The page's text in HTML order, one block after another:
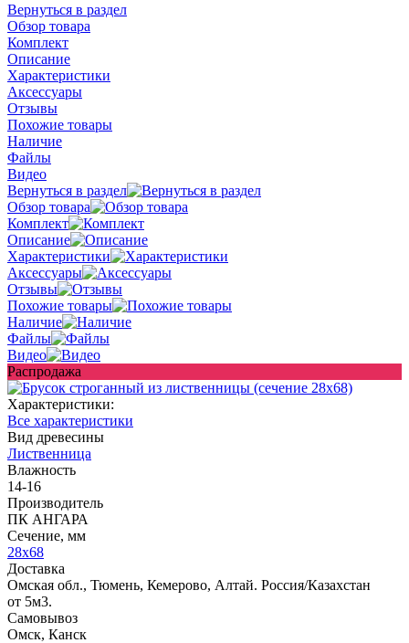
Вернуться в раздел
Обзор товара
Комплект
Описание
Характеристики
Аксессуары
Отзывы
Похожие товары
Наличие
Файлы
Видео
Вернуться в раздел
Обзор товара
Комплект
Описание
Характеристики
Аксессуары
Отзывы
Похожие товары
Наличие
Файлы
Видео
Распродажа
Характеристики:
Все характеристики
Вид древесины
Лиственница
Влажность
14-16
Производитель
ПК АНГАРА
Сечение, мм
28x68
Доставка
Омская обл., Тюмень, Кемерово, Алтай. Россия/Казахстан
от 5м3.
Самовывоз
Омск, Канск